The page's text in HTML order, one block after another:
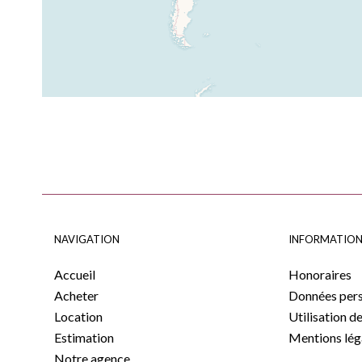
NAVIGATION
Accueil
Acheter
Location
Estimation
Notre agence
Honoraires
Données
Utilisation
Mentions